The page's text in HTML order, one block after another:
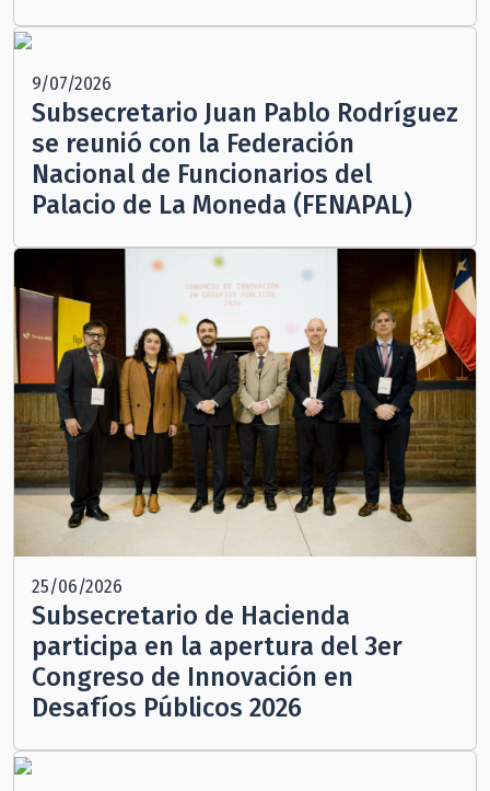
9/07/2026
Subsecretario Juan Pablo Rodríguez
se reunió con la Federación
Nacional de Funcionarios del
Palacio de La Moneda (FENAPAL)
25/06/2026
Subsecretario de Hacienda
participa en la apertura del 3er
Congreso de Innovación en
Desafíos Públicos 2026